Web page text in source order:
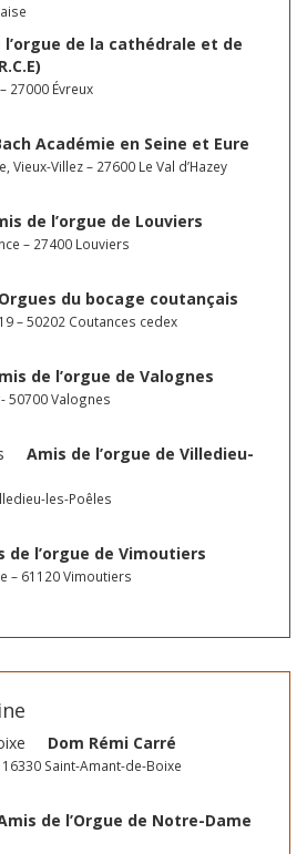
l’orgue de la cathédrale et de
27000 Évreux
Académie en Seine et Eure
Vieux-Villez – 27600 Le Val d’Hazey
de l’orgue de Louviers
– 27400 Louviers
du bocage coutançais
– 50202 Coutances cedex
de l’orgue de Valognes
50700 Valognes
Amis de l’orgue de Villedieu-
les-Poêles
de l’orgue de Vimoutiers
– 61120 Vimoutiers
Dom Rémi Carré
Saint-Amant-de-Boixe
de l’Orgue de Notre-Dame